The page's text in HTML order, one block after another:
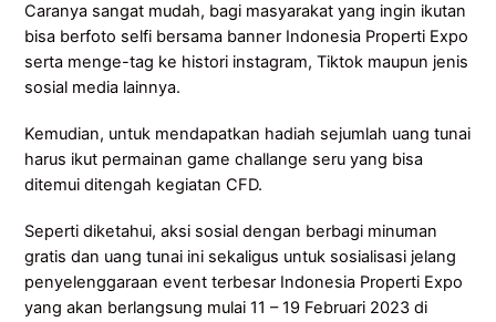
Caranya sangat mudah, bagi masyarakat yang ingin ikutan
bisa berfoto selfi bersama banner Indonesia Properti Expo
serta menge-tag ke histori instagram, Tiktok maupun jenis
sosial media lainnya.
Kemudian, untuk mendapatkan hadiah sejumlah uang tunai
harus ikut permainan game challange seru yang bisa
ditemui ditengah kegiatan CFD.
Seperti diketahui, aksi sosial dengan berbagi minuman
gratis dan uang tunai ini sekaligus untuk sosialisasi jelang
penyelenggaraan event terbesar Indonesia Properti Expo
yang akan berlangsung mulai 11 – 19 Februari 2023 di